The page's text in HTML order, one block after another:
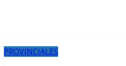
PROVINCIALES